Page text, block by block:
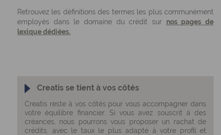
Retrouvez les définitions des termes les plus communément
employés dans le domaine du crédit sur nos pages de
lexique dédiées.
Creatis se tient à vos côtés
Creatis reste à vos côtés pourvous accompagner dans
votre équilibre financier. Si vous avez souscrit à des
créances, nous pourrons vous proposer un rachat de
crédits , avec le taux le plus adapté à votre profil et